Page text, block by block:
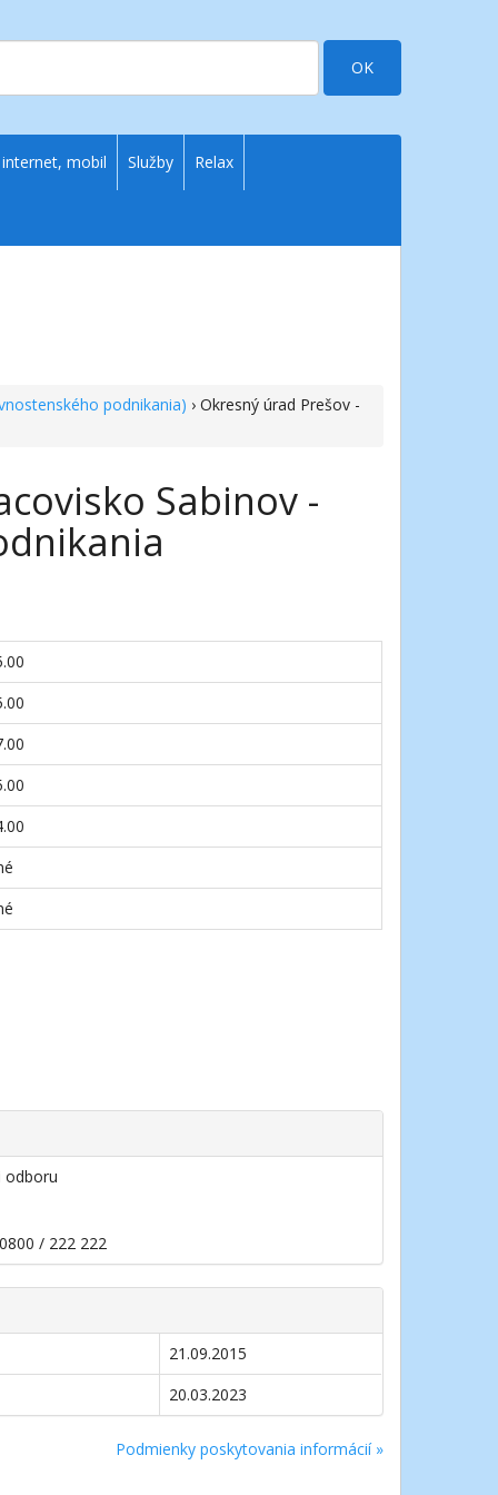
OK
podnikania) › Okresný úrad Prešov -
Sabinov -
odboru
/ 222 222
21.09.2015
20.03.2023
Podmienky poskytovania informácií »
internet, mobil Služby Relax